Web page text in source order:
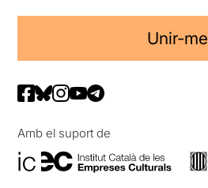
Unir-me
Amb el suport de